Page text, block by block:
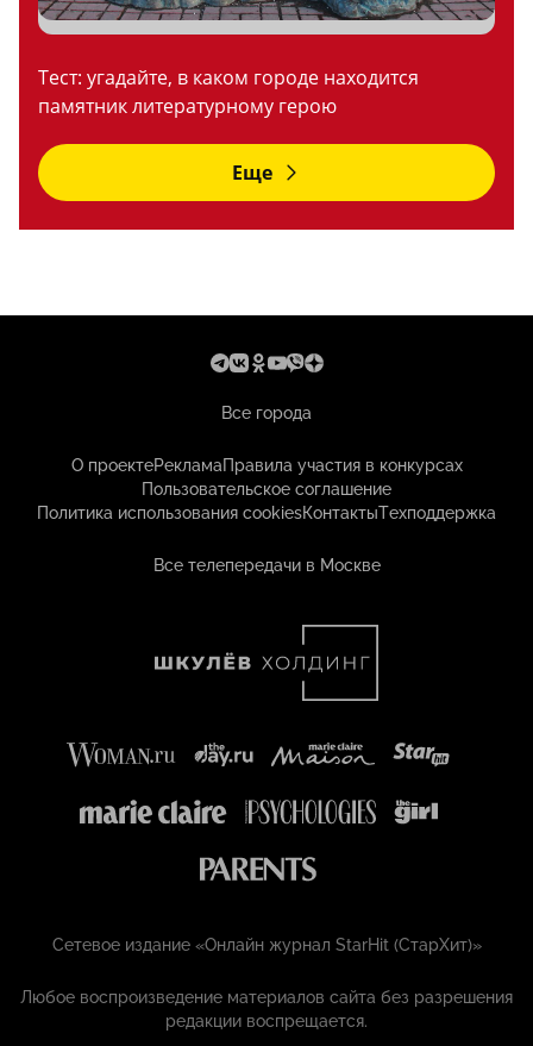
Тест: угадайте, в каком городе находится
памятник литературному герою
Еще
Все города
О проектеРекламаПравила участия в конкурсах
Пользовательское соглашение
Политика использования cookiesКонтактыТехподдержка
Все телепередачи в Москве
Сетевое издание «Онлайн журнал StarHit (СтарХит)»
Любое воспроизведение материалов сайта без разрешения
редакции воспрещается.